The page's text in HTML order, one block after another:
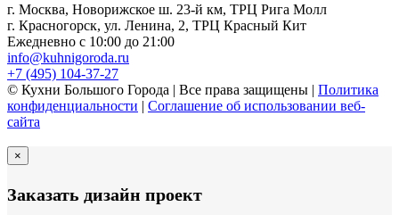
г. Москва, Новорижское ш. 23-й км, ТРЦ Рига Молл
г. Красногорск, ул. Ленина, 2, ТРЦ Красный Кит
Ежедневно с 10:00 до 21:00
info@kuhnigoroda.ru
+7 (495) 104-37-27
© Кухни Большого Города | Все права защищены | Политика
конфиденциальности | Соглашение об использовании веб-
сайта
×
Заказать дизайн проект